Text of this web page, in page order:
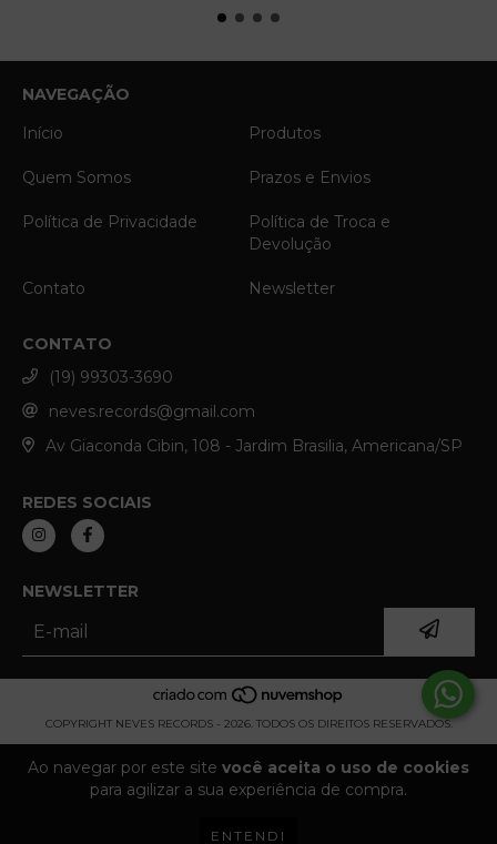
Ao navegar por este site você aceita o uso de cookies
para agilizar a sua experiência de compra.
ENTENDI
NAVEGAÇÃO
Início
Produtos
Quem Somos Prazos e Envios
Política de Privacidade
Política de Troca e
Devolução
Contato Newsletter
CONTATO
(19) 99303-3690
neves.records@gmail.com
Av Giaconda Cibin, 108 - Jardim Brasilia, Americana/SP
REDES SOCIAIS
NEWSLETTER
COPYRIGHT NEVES RECORDS - 2026. TODOS OS DIREITOS RESERVADOS.